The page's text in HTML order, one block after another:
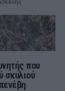
που
σκυλιού